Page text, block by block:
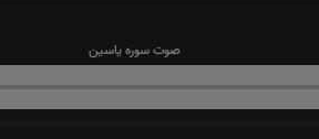
صوت سوره یاسین